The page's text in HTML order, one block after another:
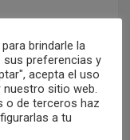
brindarle la
sus preferencias y
acepta el uso
nuestro sitio web.
o de terceros haz
a tu